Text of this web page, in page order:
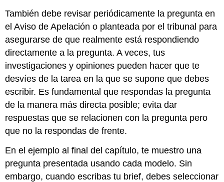
También debe revisar periódicamente la pregunta en
el Aviso de Apelación o planteada por el tribunal para
asegurarse de que realmente está respondiendo
directamente a la pregunta. A veces, tus
investigaciones y opiniones pueden hacer que te
desvíes de la tarea en la que se supone que debes
escribir. Es fundamental que respondas la pregunta
de la manera más directa posible; evita dar
respuestas que se relacionen con la pregunta pero
que no la respondas de frente.
En el ejemplo al final del capítulo, te muestro una
pregunta presentada usando cada modelo. Sin
embargo, cuando escribas tu brief, debes seleccionar